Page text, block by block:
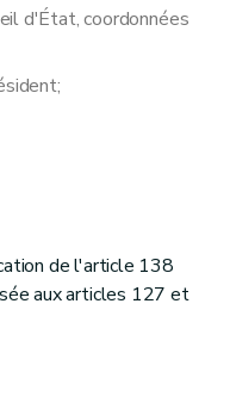
d'État, coordonnées
de l'article 138
aux articles 127 et